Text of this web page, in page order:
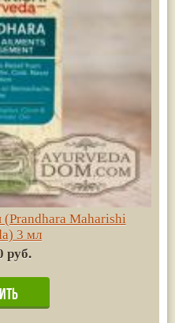
Maharishi
3 мл
руб.